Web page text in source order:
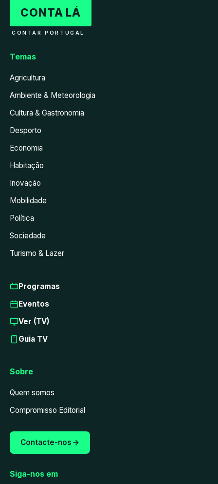
CONTA LÁ
CONTAR PORTUGAL
Temas
Agricultura
Ambiente & Meteorologia
Cultura & Gastronomia
Desporto
Economia
Habitação
Inovação
Mobilidade
Política
Sociedade
Turismo & Lazer
Programas
Eventos
Ver (TV)
Guia TV
Sobre
Quem somos
Compromisso Editorial
Contacte-nos
Siga-nos em